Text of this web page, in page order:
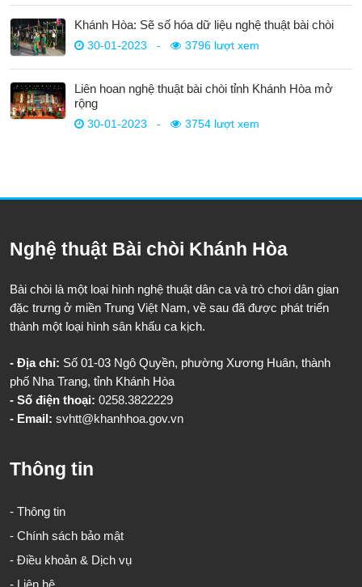
Khánh Hòa: Sẽ số hóa dữ liệu nghệ thuật bài chòi
30-01-2023 - 3796 lượt xem
Liên hoan nghệ thuật bài chòi tỉnh Khánh Hòa mở
rộng
30-01-2023 - 3754 lượt xem
Nghệ thuật Bài chòi Khánh Hòa
Bài chòi là một loại hình nghệ thuật dân ca và trò chơi dân gian
đặc trưng ở miền Trung Việt Nam, về sau đã được phát triển
thành một loại hình sân khấu ca kịch.
- Địa chỉ: Số 01-03 Ngô Quyền, phường Xương Huân, thành
phố Nha Trang, tỉnh Khánh Hòa
- Số điện thoại: 0258.3822229
- Email: svhtt@khanhhoa.gov.vn
Thông tin
- Thông tin
- Chính sách bảo mật
- Điều khoản & Dịch vụ
- Liên hệ